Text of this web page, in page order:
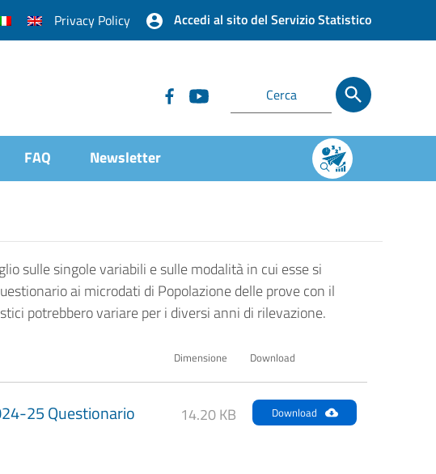
Privacy Policy Accedi al sito del Servizio Statistico
FAQ Newsletter
sulle singole variabili e sulle modalità in cui esse si
ai microdati di Popolazione delle prove con il
potrebbero variare per i diversi anni di rilevazione.
Dimensione Download
25 Questionario 14.20 KB Download